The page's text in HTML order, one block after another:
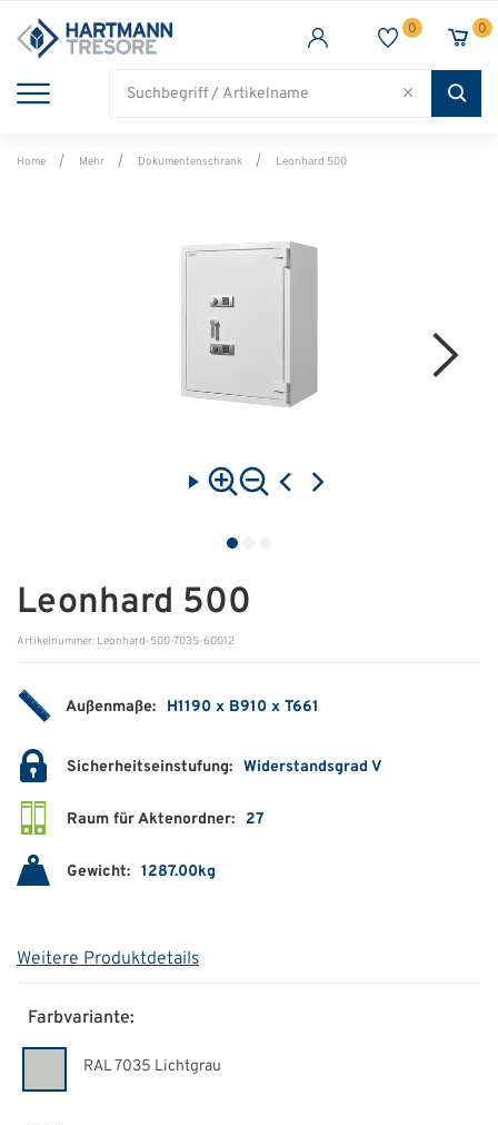
TRESORE
WAFFENSCHRANK
FEUERSCHUTZ
BRANCHEN
Über uns
Filialen
Messen & Events
Qualitätspolitik
Karriere
Unternehmen
Geschichte
0 0
Home Mehr Dokumentenschrank Leonhard 500
Leonhard 500
Artikelnummer: Leonhard-500-7035-60012
Außenmaße: H1190 x B910 x T661
Sicherheitseinstufung: Widerstandsgrad V
Raum für Aktenordner: 27
Gewicht: 1287.00kg
Weitere Produktdetails
Farbvariante:
RAL 7035 Lichtgrau